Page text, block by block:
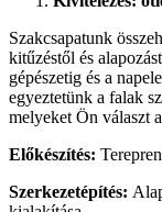
Szakcsapatunk
kitűzéstől és
gépészetig és a
egyeztetünk a falak
melyeket Ön választ
Előkészítés:
Szerkezetépítés: